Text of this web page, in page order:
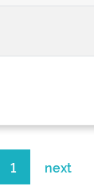
1 next